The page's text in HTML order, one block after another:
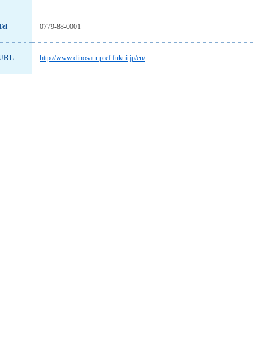
0779-88-0001
http://www.dinosaur.pref.fukui.jp/en/